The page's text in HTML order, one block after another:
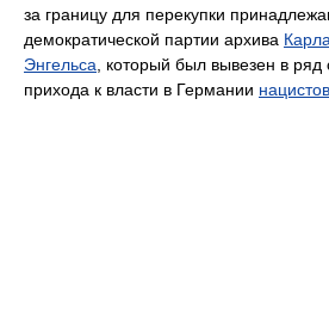
за границу для перекупки
демократической партии архива
Энгельса , который был вывезен в
прихода к власти в Германии нацистов